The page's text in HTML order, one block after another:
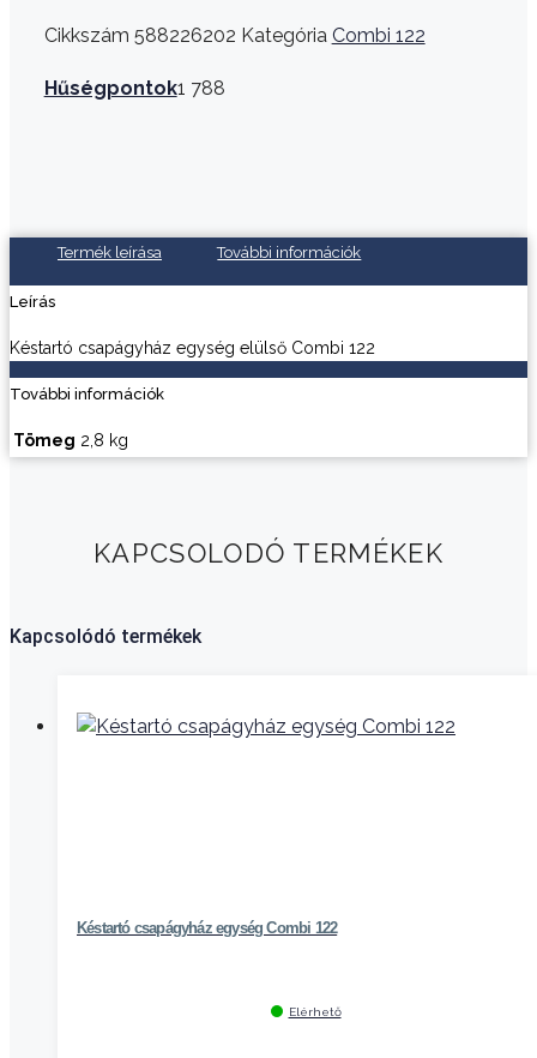
Cikkszám 588226202 Kategória Combi 122
Hűségpontok1 788
Termék leírása További információk
Leírás
Késtartó csapágyház egység elülső Combi 122
További információk
Tömeg 2,8 kg
KAPCSOLODÓ TERMÉKEK
Kapcsolódó termékek
Késtartó csapágyház egység Combi 122
Elérhető